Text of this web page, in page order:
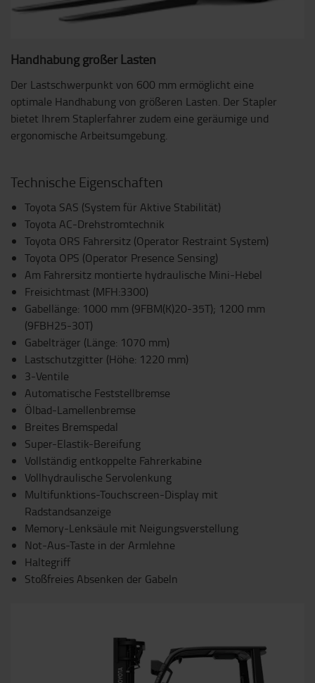
Handhabung großer Lasten
Der Lastschwerpunkt von 600 mm ermöglicht eine
optimale Handhabung von größeren Lasten. Der Stapler
bietet Ihrem Staplerfahrer zudem eine geräumige und
ergonomische Arbeitsumgebung.
Technische Eigenschaften
Toyota SAS (System für Aktive Stabilität)
Toyota AC-Drehstromtechnik
Toyota ORS Fahrersitz (Operator Restraint System)
Toyota OPS (Operator Presence Sensing)
Am Fahrersitz montierte hydraulische Mini-Hebel
Freisichtmast (MFH:3300)
Gabellänge: 1000 mm (9FBM(K)20-35T); 1200 mm
(9FBH25-30T)
Gabelträger (Länge: 1070 mm)
Lastschutzgitter (Höhe: 1220 mm)
3-Ventile
Automatische Feststellbremse
Ölbad-Lamellenbremse
Breites Bremspedal
Super-Elastik-Bereifung
Vollständig entkoppelte Fahrerkabine
Vollhydraulische Servolenkung
Multifunktions-Touchscreen-Display mit
Radstandsanzeige
Memory-Lenksäule mit Neigungsverstellung
Not-Aus-Taste in der Armlehne
Haltegriff
Stoßfreies Absenken der Gabeln